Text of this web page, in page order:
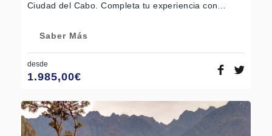
Ciudad del Cabo. Completa tu experiencia con…
Saber Más
desde
1.985,00€